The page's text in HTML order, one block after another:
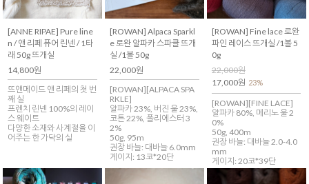
[ANNE RIPAE] Pure line
n / 앤 리페 퓨어 린넨 / 1타
래 50g 뜨개실
14,800원
뜨앤메이드 앤 리페의 첫 번
째 실
프렌치 린넨 100%의 레이
스 웨이트
다양한 소재와 사계절을 이
어주는 한 가닥의 실
[ROWAN] Alpaca Sparkl
e 로완 알파카 스파클 뜨개
실 /1볼 50g
22,000원
[ROWAN][ALPACA SPA
RKLE]
알파카 23%, 버진 울 23%,
코튼 22%, 폴리에스터 3
2%
50g, 95m
권장 바늘: 대바늘 6.0mm
게이지: 13코*20단
[ROWAN] Fine lace 로완
파인 레이스 뜨개실 /1볼 5
0g
22,000원
17,000원 23%
[ROWAN][FINE LACE]
알파카 80%, 메리노 울 2
0%
50g, 400m
권장 바늘: 대바늘 2.0-4.0
mm
게이지: 20코*39단